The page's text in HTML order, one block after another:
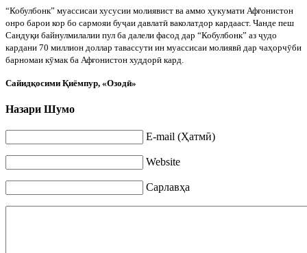
“Кобулбонк” муассисаи хусусии молиявист ва аммо ҳукумати Афғонистон
онро барои кор бо сармояи буҷаи давлатӣ ваколатдор кардааст. Чанде пеш
Сандуқи байнулмилалии пул ба далели фасод дар “Кобулбонк” аз ҷудо
кардани 70 миллион доллар тавассути ин муассисаи молиявӣ дар чаҳорчӯби
барномаи кӯмак ба Афғонистон худдорӣ кард.
Сайидқосими Қиёмпур, «Озодӣ»
Назари Шумо
E-mail (Ҳатмӣ)
Website
Сарлавҳа